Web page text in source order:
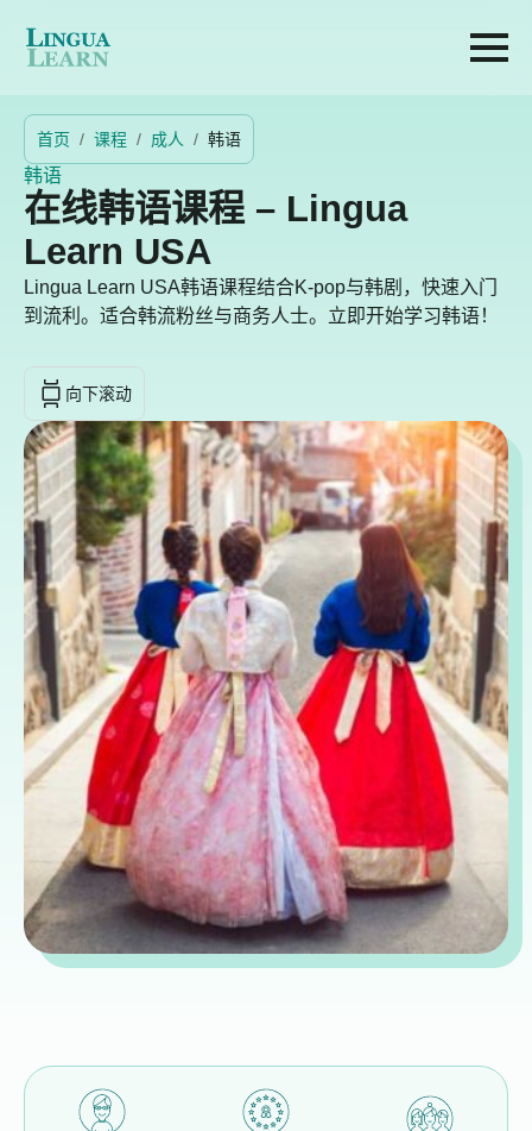
首页 课程 成人 韩语
韩语
在线韩语课程 – Lingua
Learn USA
Lingua Learn USA韩语课程结合K-pop与韩剧，快速入门
到流利。适合韩流粉丝与商务人士。立即开始学习韩语！
向下滚动